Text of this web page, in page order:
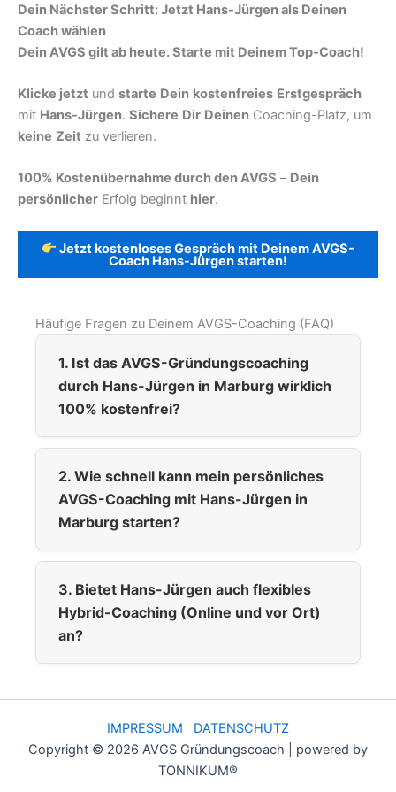
Dein Nächster Schritt: Jetzt Hans-Jürgen als Deinen
Coach wählen
Dein AVGS gilt ab heute. Starte mit Deinem Top-Coach!
Klicke jetzt und starte Dein kostenfreies Erstgespräch
mit Hans-Jürgen. Sichere Dir Deinen Coaching-Platz, um
keine Zeit zu verlieren.
100% Kostenübernahme durch den AVGS – Dein
persönlicher Erfolg beginnt hier.
Jetzt kostenloses Gespräch mit Deinem AVGS-
Coach Hans-Jürgen starten!
Häufige Fragen zu Deinem AVGS-Coaching (FAQ)
1. Ist das AVGS-Gründungscoaching
durch Hans-Jürgen in Marburg wirklich
100% kostenfrei?
2. Wie schnell kann mein persönliches
AVGS-Coaching mit Hans-Jürgen in
Marburg starten?
3. Bietet Hans-Jürgen auch flexibles
Hybrid-Coaching (Online und vor Ort)
an?
IMPRESSUM
DATENSCHUTZ
Copyright © 2026 AVGS Gründungscoach | powered by
TONNIKUM®